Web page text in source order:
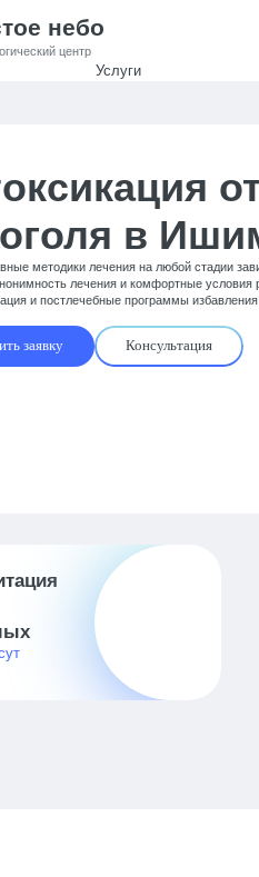
небо
центр
Услуги
в
методики лечения на любой стадии
лечения и комфортные условия
и постлечебные программы
заявку Консультация